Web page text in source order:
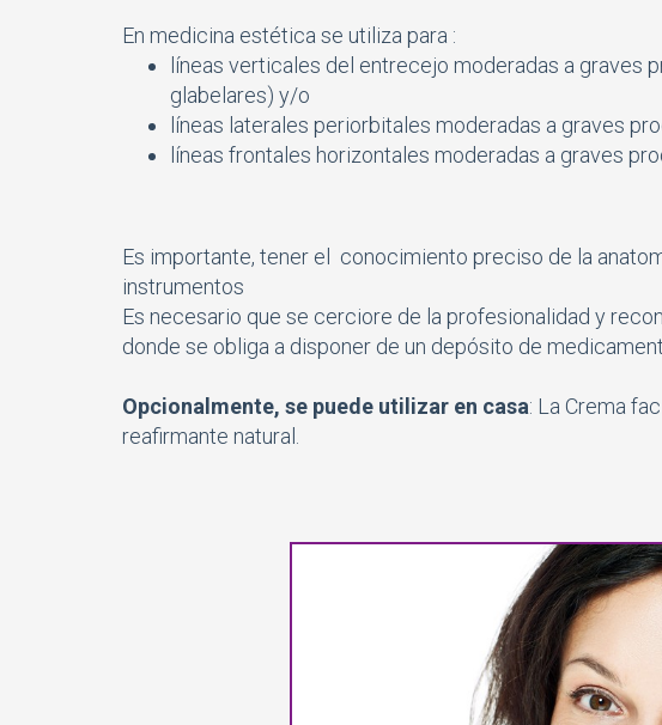
En medicina estética se utiliza para :
lí­neas verticales del entrecejo moderadas a graves
glabelares) y/o
líneas laterales periorbitales moderadas a graves
lí­neas frontales horizontales moderadas a graves
Es importante, tener el conocimiento preciso de la
instrumentos
Es necesario que se cerciore de la profesionalidad y
donde se obliga a disponer de un depósito de
Opcionalmente, se puede utilizar en casa: La Crema
reafirmante natural.